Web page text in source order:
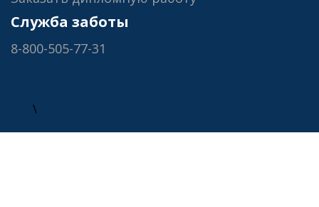
Служба заботы
8-800-505-77-31
\